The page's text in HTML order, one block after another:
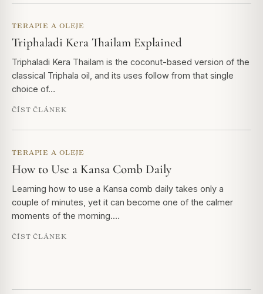
TERAPIE A OLEJE
Triphaladi Kera Thailam Explained
Triphaladi Kera Thailam is the coconut-based version of the
classical Triphala oil, and its uses follow from that single
choice of…
ČÍST ČLÁNEK
TERAPIE A OLEJE
How to Use a Kansa Comb Daily
Learning how to use a Kansa comb daily takes only a
couple of minutes, yet it can become one of the calmer
moments of the morning.…
ČÍST ČLÁNEK